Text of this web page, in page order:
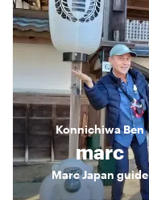
KonnichiwaBen
marc
Marc Japan guide